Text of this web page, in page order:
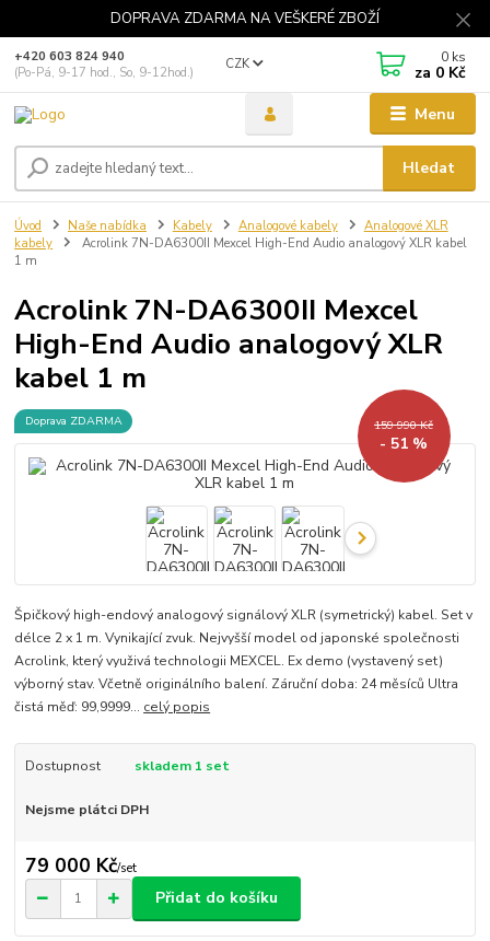
DOPRAVA ZDARMA NA VEŠKERÉ ZBOŽÍ
Menu
CZK
Hledat
+420 603 824 940
(Po-Pá, 9-17 hod., So, 9-12hod.)
0 ks
za 0 Kč
Úvod Naše nabídka Kabely Analogové kabely
Analogové XLR
kabely
Acrolink 7N-DA6300II Mexcel High-End Audio analogový XLR kabel
1 m
Acrolink 7N-DA6300II Mexcel
High-End Audio analogový XLR
kabel 1 m
Doprava ZDARMA 159 990 Kč
- 51 %
Špičkový high-endový analogový signálový XLR (symetrický) kabel. Set v
délce 2 x 1 m. Vynikající zvuk. Nejvyšší model od japonské společnosti
Acrolink, který využivá technologii MEXCEL. Ex demo (vystavený set)
výborný stav. Včetně originálního balení. Záruční doba: 24 měsíců Ultra
čistá měď: 99,9999... celý popis
Dostupnost skladem 1 set
Nejsme plátci DPH
79 000 Kč/set
Přidat do košíku